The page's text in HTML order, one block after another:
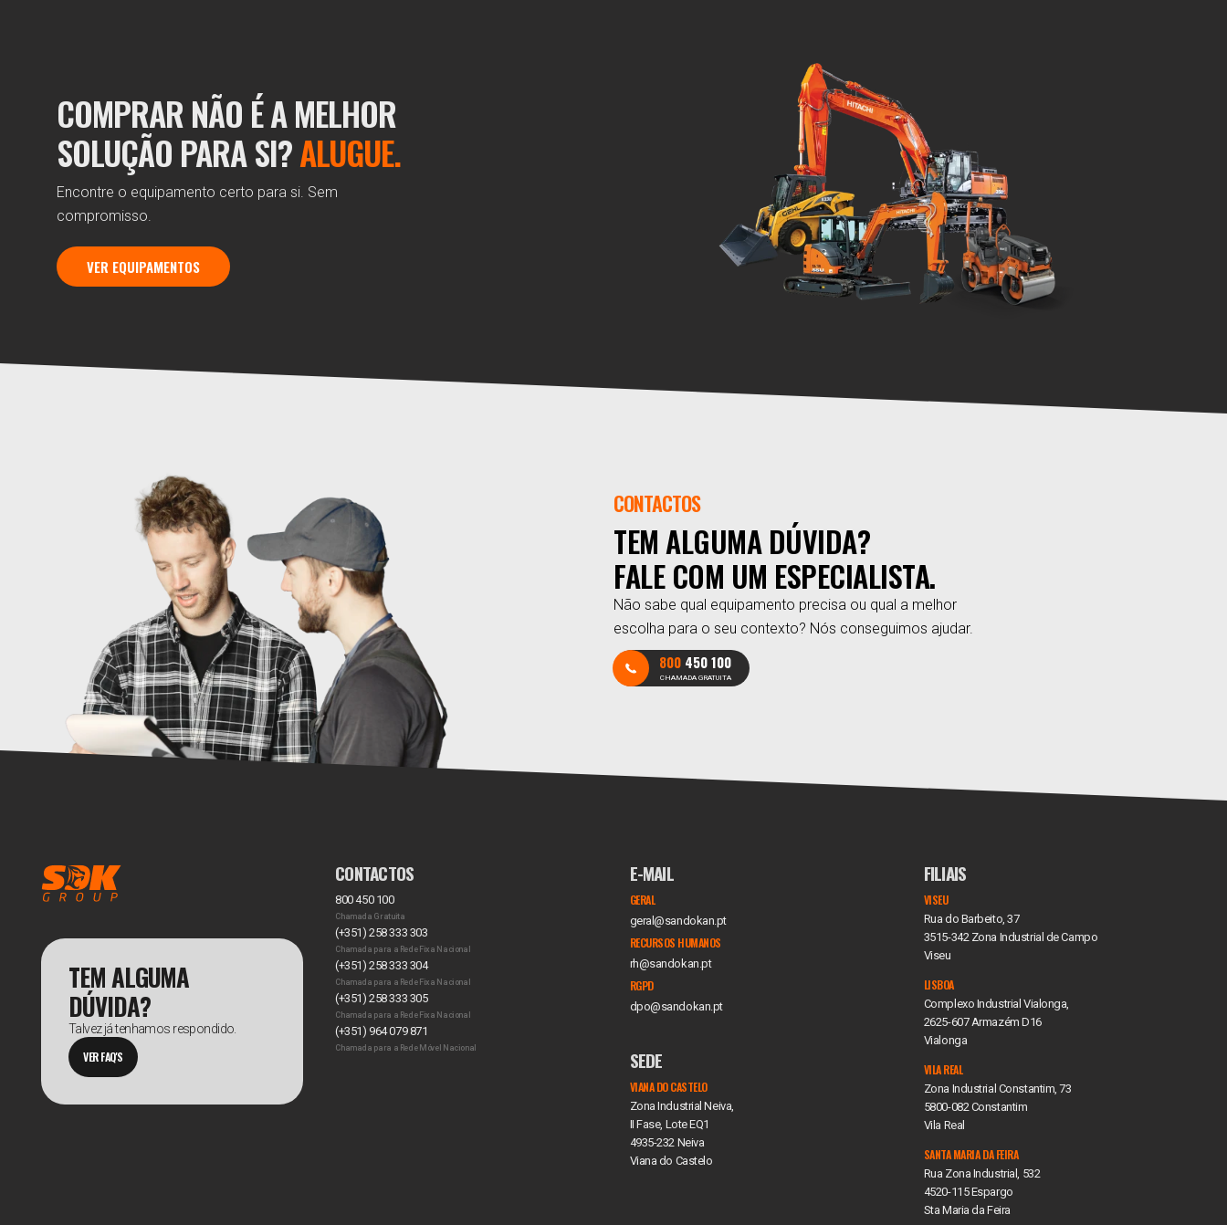
COMPRAR NÃO É A MELHOR
SOLUÇÃO PARA SI?ALUGUE.
Encontre o equipamento certo para si. Sem
compromisso.
VER EQUIPAMENTOS
CONTACTOS
TEM ALGUMA DÚVIDA?
FALE COM UM ESPECIALISTA.
Não sabe qual equipamento precisa ou qual a melhor
escolha para o seu contexto? Nós conseguimos ajudar.
800 450 100
CHAMADA GRATUITA
TEM ALGUMA
DÚVIDA?
Talvez já tenhamos respondido.
VER FAQ'S
CONTACTOS
800 450 100
Chamada Gratuita
(+351) 258 333 303
Chamada para a Rede Fixa Nacional
(+351) 258 333 304
Chamada para a Rede Fixa Nacional
(+351) 258 333 305
Chamada para a Rede Fixa Nacional
(+351) 964 079 871
Chamada para a Rede Móvel Nacional
E-MAIL
GERAL
geral@sandokan.pt
RECURSOS HUMANOS
rh@sandokan.pt
RGPD
dpo@sandokan.pt
SEDE
VIANA DO CASTELO
Zona Industrial Neiva,
II Fase, Lote EQ1
4935-232 Neiva
Viana do Castelo
FILIAIS
VISEU
Rua do Barbeito, 37
3515-342 Zona Industrial de Campo
Viseu
LISBOA
Complexo Industrial Vialonga,
2625-607 Armazém D16
Vialonga
VILA REAL
Zona Industrial Constantim, 73
5800-082 Constantim
Vila Real
SANTA MARIA DA FEIRA
Rua Zona Industrial, 532
4520-115 Espargo
Sta Maria da Feira